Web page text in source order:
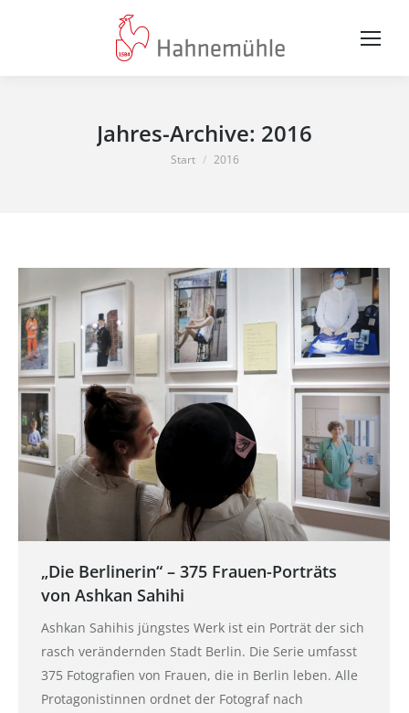
Jahres-Archive: 2016
Sie befinden sich hier:
Start 2016
„Die Berlinerin“ – 375 Frauen-Porträts
von Ashkan Sahihi
Ashkan Sahihis jüngstes Werk ist ein Porträt der sich
rasch verändernden Stadt Berlin. Die Serie umfasst
375 Fotografien von Frauen, die in Berlin leben. Alle
Protagonistinnen ordnet der Fotograf nach